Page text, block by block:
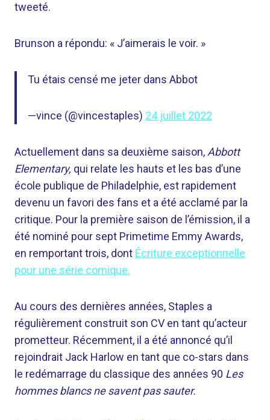
tweeté.
Brunson a répondu: « J’aimerais le voir. »
Tu étais censé me jeter dans Abbot
—vince (@vincestaples) 24 juillet 2022
Actuellement dans sa deuxième saison, Abbott
Elementary, qui relate les hauts et les bas d’une
école publique de Philadelphie, est rapidement
devenu un favori des fans et a été acclamé par la
critique. Pour la première saison de l’émission, il a
été nominé pour sept Primetime Emmy Awards,
en remportant trois, dont Écriture exceptionnelle
pour une série comique.
Au cours des dernières années, Staples a
régulièrement construit son CV en tant qu’acteur
prometteur. Récemment, il a été annoncé qu’il
rejoindrait Jack Harlow en tant que co-stars dans
le redémarrage du classique des années 90 Les
hommes blancs ne savent pas sauter.